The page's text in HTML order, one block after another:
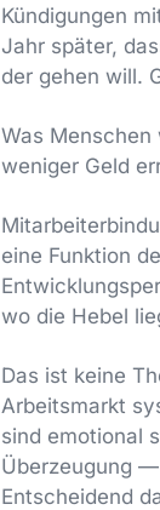
Kündigungen
Jahr später,
der gehen will.
Was
weniger Geld
eine Funktion
wo die Hebel
Das ist keine
Arbeitsmarkt
sind emotional
Überzeugung
Entscheidend